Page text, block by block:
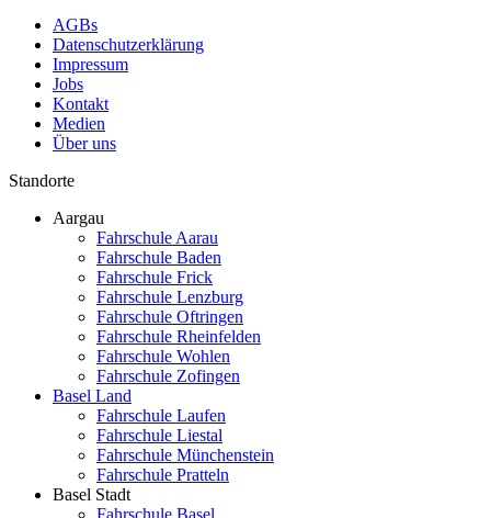
AGBs
Datenschutzerklärung
Impressum
Jobs
Kontakt
Medien
Über uns
Standorte
Aargau
Fahrschule Aarau
Fahrschule Baden
Fahrschule Frick
Fahrschule Lenzburg
Fahrschule Oftringen
Fahrschule Rheinfelden
Fahrschule Wohlen
Fahrschule Zofingen
Basel Land
Fahrschule Laufen
Fahrschule Liestal
Fahrschule Münchenstein
Fahrschule Pratteln
Basel Stadt
Fahrschule Basel